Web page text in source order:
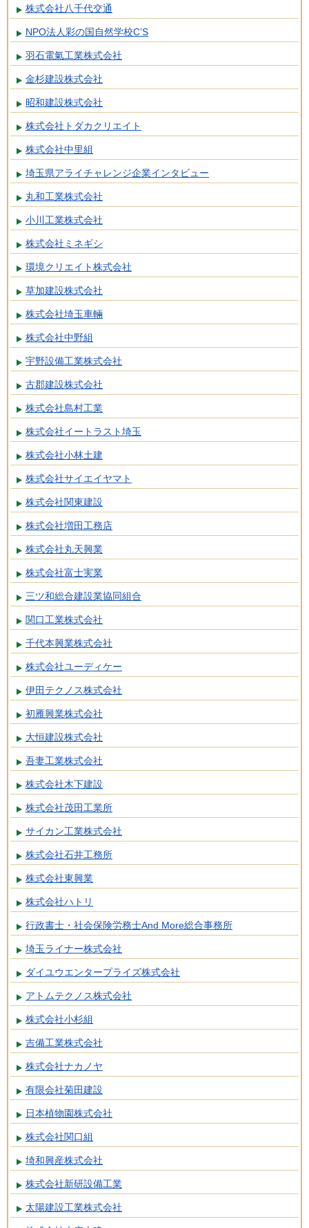
株式会社八千代交通
NPO法人彩の国自然学校C’S
羽石電氣工業株式会社
金杉建設株式会社
昭和建設株式会社
株式会社トダカクリエイト
株式会社中里組
埼玉県アライチャレンジ企業インタビュー
丸和工業株式会社
小川工業株式会社
株式会社ミネギシ
環境クリエイト株式会社
草加建設株式会社
株式会社埼玉車輛
株式会社中野組
宇野設備工業株式会社
古郡建設株式会社
株式会社島村工業
株式会社イートラスト埼玉
株式会社小林土建
株式会社サイエイヤマト
株式会社関東建設
株式会社増田工務店
株式会社丸天興業
株式会社富士実業
三ツ和総合建設業協同組合
関口工業株式会社
千代本興業株式会社
株式会社ユーディケー
伊田テクノス株式会社
初雁興業株式会社
大恒建設株式会社
吾妻工業株式会社
株式会社木下建設
株式会社茂田工業所
サイカン工業株式会社
株式会社石井工務所
株式会社東興業
株式会社ハトリ
行政書士・社会保険労務士And More総合事務所
埼玉ライナー株式会社
ダイユウエンタープライズ株式会社
アトムテクノス株式会社
株式会社小杉組
吉備工業株式会社
株式会社ナカノヤ
有限会社菊田建設
日本植物園株式会社
株式会社関口組
埼和興産株式会社
株式会社新研設備工業
太陽建設工業株式会社